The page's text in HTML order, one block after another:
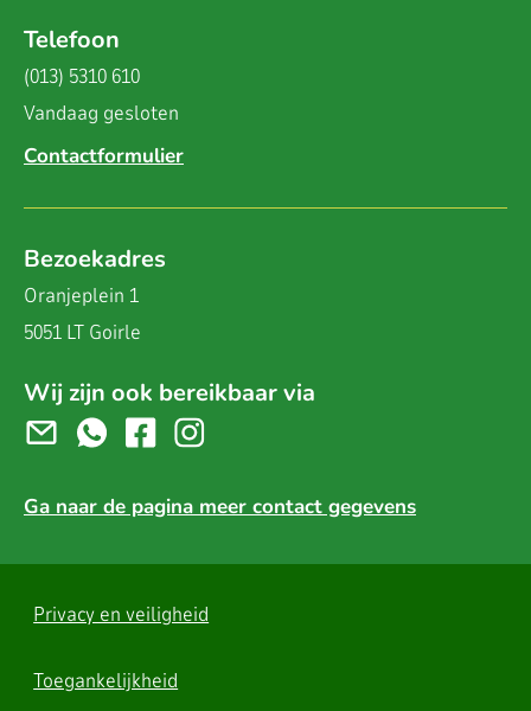
Telefoon
(013) 5310 610
Vandaag gesloten
Contactformulier
Bezoekadres
Oranjeplein 1
5051 LT Goirle
Wij zijn ook bereikbaar via
Ga naar de pagina meer contact gegevens
Privacy en veiligheid
Toegankelijkheid